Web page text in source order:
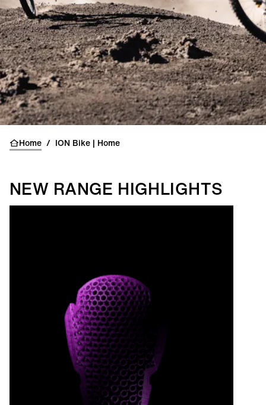
NEW RANGE 2026
EXPLORE
Home / ION Bike | Home
NEW RANGE HIGHLIGHTS